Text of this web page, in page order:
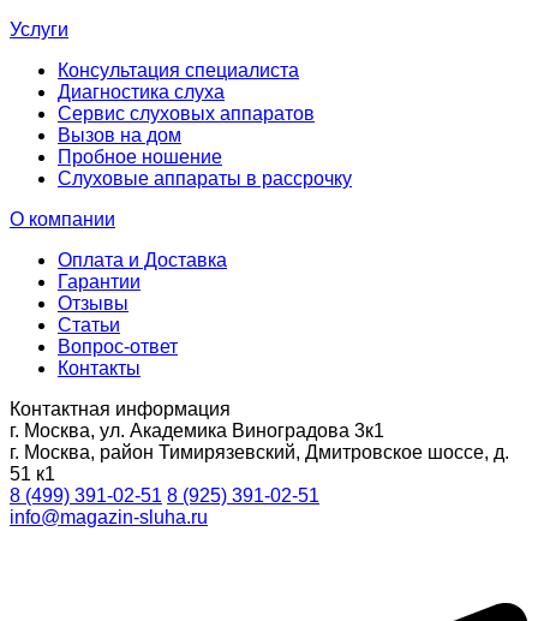
Услуги
Консультация специалиста
Диагностика слуха
Сервис слуховых аппаратов
Вызов на дом
Пробное ношение
Слуховые аппараты в рассрочку
О компании
Оплата и Доставка
Гарантии
Отзывы
Статьи
Вопрос-ответ
Контакты
Контактная информация
г. Москва, ул. Академика Виноградова 3к1
г. Москва, район Тимирязевский, Дмитровское шоссе, д.
51 к1
8 (499) 391-02-51 8 (925) 391-02-51
info@magazin-sluha.ru